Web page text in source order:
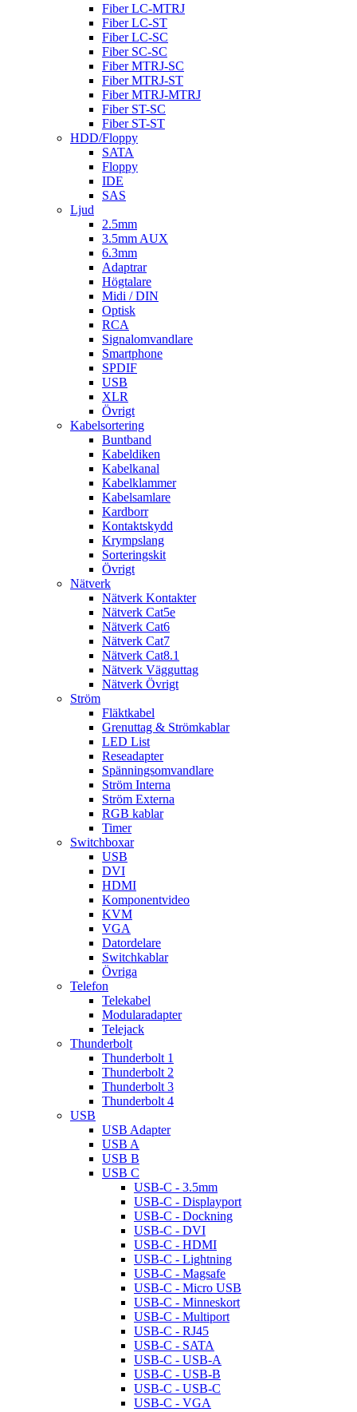
Fiber LC-MTRJ
Fiber LC-ST
Fiber LC-SC
Fiber SC-SC
Fiber MTRJ-SC
Fiber MTRJ-ST
Fiber MTRJ-MTRJ
Fiber ST-SC
Fiber ST-ST
HDD/Floppy
SATA
Floppy
IDE
SAS
Ljud
2.5mm
3.5mm AUX
6.3mm
Adaptrar
Högtalare
Midi / DIN
Optisk
RCA
Signalomvandlare
Smartphone
SPDIF
USB
XLR
Övrigt
Kabelsortering
Buntband
Kabeldiken
Kabelkanal
Kabelklammer
Kabelsamlare
Kardborr
Kontaktskydd
Krympslang
Sorteringskit
Övrigt
Nätverk
Nätverk Kontakter
Nätverk Cat5e
Nätverk Cat6
Nätverk Cat7
Nätverk Cat8.1
Nätverk Vägguttag
Nätverk Övrigt
Ström
Fläktkabel
Grenuttag & Strömkablar
LED List
Reseadapter
Spänningsomvandlare
Ström Interna
Ström Externa
RGB kablar
Timer
Switchboxar
USB
DVI
HDMI
Komponentvideo
KVM
VGA
Datordelare
Switchkablar
Övriga
Telefon
Telekabel
Modularadapter
Telejack
Thunderbolt
Thunderbolt 1
Thunderbolt 2
Thunderbolt 3
Thunderbolt 4
USB
USB Adapter
USB A
USB B
USB C
USB-C - 3.5mm
USB-C - Displayport
USB-C - Dockning
USB-C - DVI
USB-C - HDMI
USB-C - Lightning
USB-C - Magsafe
USB-C - Micro USB
USB-C - Minneskort
USB-C - Multiport
USB-C - RJ45
USB-C - SATA
USB-C - USB-A
USB-C - USB-B
USB-C - USB-C
USB-C - VGA